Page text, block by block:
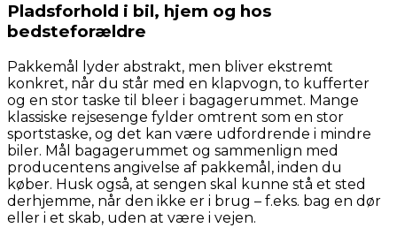
Pladsforhold i bil, hjem og hos
bedsteforældre
Pakkemål lyder abstrakt, men bliver ekstremt
konkret, når du står med en klapvogn, to kufferter
og en stor taske til bleer i bagagerummet. Mange
klassiske rejsesenge fylder omtrent som en stor
sportstaske, og det kan være udfordrende i mindre
biler. Mål bagagerummet og sammenlign med
producentens angivelse af pakkemål, inden du
køber. Husk også, at sengen skal kunne stå et sted
derhjemme, når den ikke er i brug – f.eks. bag en dør
eller i et skab, uden at være i vejen.